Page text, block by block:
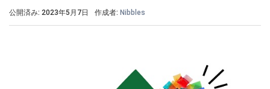
公開済み: 2023年5月7日 作成者: Nibbles